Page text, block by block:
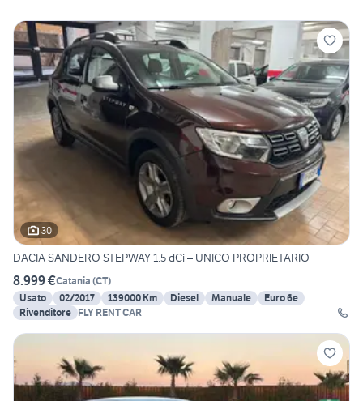
30
DACIA SANDERO STEPWAY 1.5 dCi – UNICO PROPRIETARIO
8.999 €Catania (CT)
Usato
02/2017 139000 Km Diesel Manuale
Euro 6e
Rivenditore FLY RENT CAR